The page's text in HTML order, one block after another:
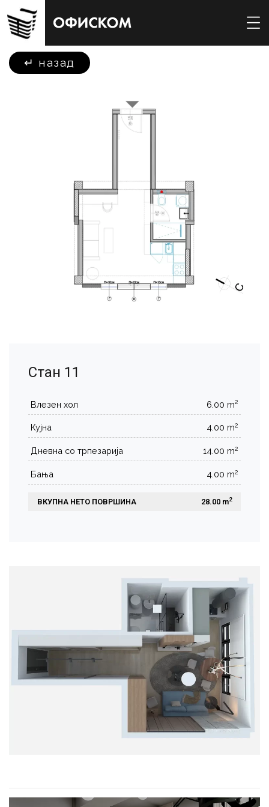
↵ назад
Стан 11
Влезен хол 6.00 m2
Кујна 4.00 m2
Дневна со трпезарија 14.00 m2
Бања 4.00 m2
ВКУПНА НЕТО ПОВРШИНА 28.00 m2